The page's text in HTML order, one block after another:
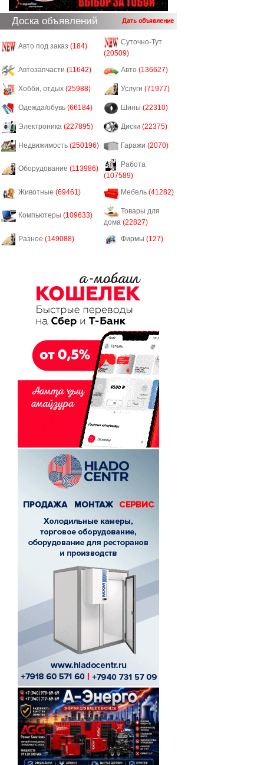
Доска объявлений Дать объявление
Авто под заказ (184)
Суточно-Тут
(20509)
Автозапчасти (11642) Авто (136627)
Хобби, отдых (25988) Услуги (71977)
Одежда/обувь (66184) Шины (22310)
Электроника (227895) Диски (22375)
Недвижимость (250196) Гаражи (2070)
Оборудование (113986)
Работа
(107589)
Животные (69461) Мебель (41282)
Компьютеры (109633)
Товары для
дома (22827)
Разное (149088) Фирмы (127)